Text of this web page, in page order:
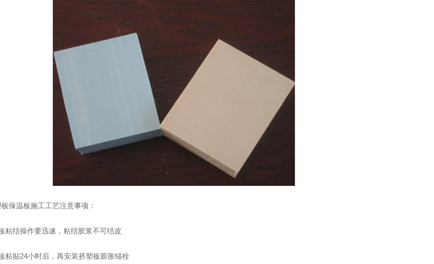
保温板施工工艺注意事项：
粘结操作要迅速，粘结胶浆不可结皮
粘贴24小时后，再安装挤塑板膨胀锚栓